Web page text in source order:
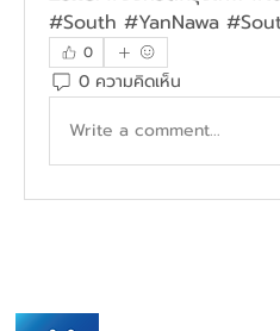
#South #YanNawa
0
0 ความคิดเห็น
Write a comment...